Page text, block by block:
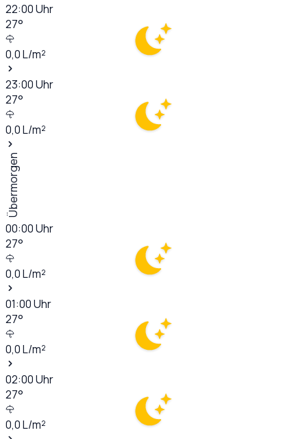
22:00Uhr
27°
0,0L/m²
23:00Uhr
27°
0,0L/m²
Übermorgen
00:00Uhr
27°
0,0L/m²
01:00Uhr
27°
0,0L/m²
02:00Uhr
27°
0,0L/m²